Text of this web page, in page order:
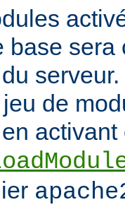
base sera
de